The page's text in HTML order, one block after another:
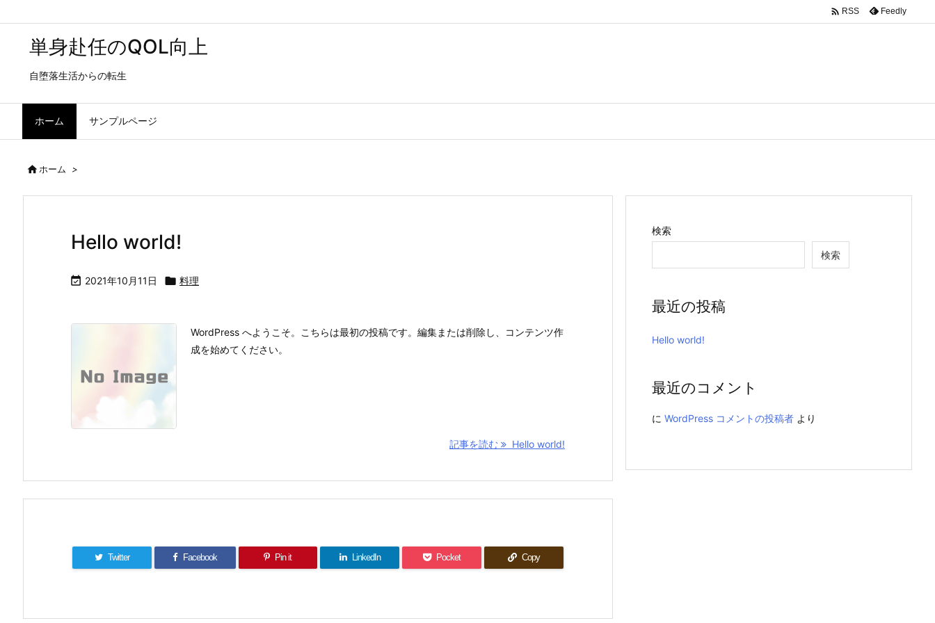
単身赴任のQOL向上
自堕落生活からの転生
ホーム サンプルページ
 RSS Feedly
ホーム >
Hello world!
 2021年10月11日  料理
WordPress へようこそ。こちらは最初の投稿です。編集または削除し、コンテンツ作
成を始めてください。
記事を読む Hello world!
Twitter Facebook Pin it LinkedIn Pocket Copy
検索
検索
最近の投稿
Hello world!
最近のコメント
に WordPress コメントの投稿者 より